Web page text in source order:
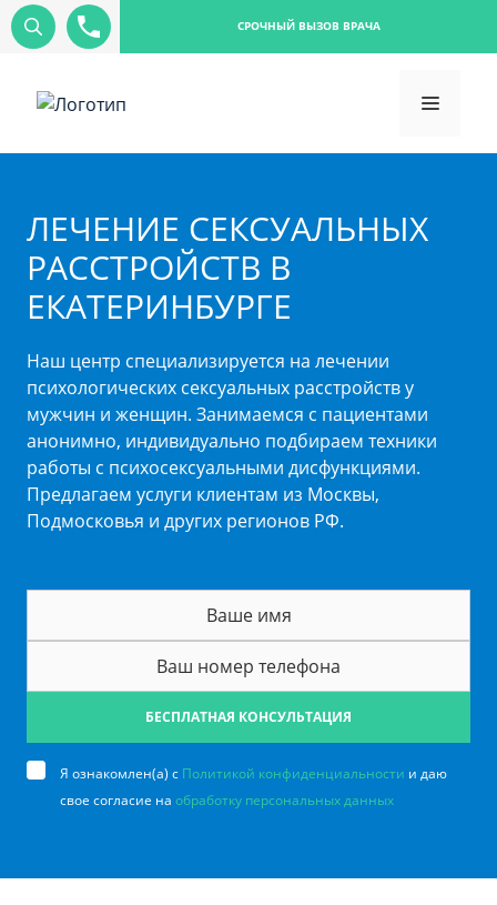
СРОЧНЫЙ ВЫЗОВ ВРАЧА
ЛЕЧЕНИЕ СЕКСУАЛЬНЫХ
РАССТРОЙСТВ В
ЕКАТЕРИНБУРГЕ
Наш центр специализируется на лечении
психологических сексуальных расстройств у
мужчин и женщин. Занимаемся с пациентами
анонимно, индивидуально подбираем техники
работы с психосексуальными дисфункциями.
Предлагаем услуги клиентам из Москвы,
Подмосковья и других регионов РФ.
БЕСПЛАТНАЯ КОНСУЛЬТАЦИЯ
Я ознакомлен(а) с Политикой конфиденциальности и даю
свое согласие на обработку персональных данных